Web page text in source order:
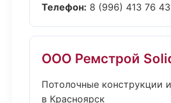
Телефон: 8 (996) 413 76 43
ООО Ремстрой
Потолочные конструкции
в Красноярск